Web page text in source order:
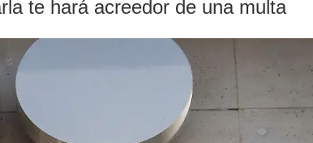
te hará acreedor de una multa